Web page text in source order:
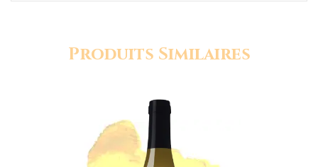
Produits Similaires